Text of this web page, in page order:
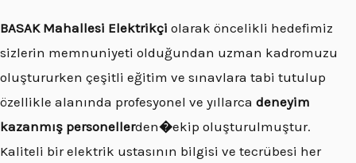
BASAK Mahallesi Elektrikçi olarak öncelikli hedefimiz
sizlerin memnuniyeti olduğundan uzman kadromuzu
oluştururken çeşitli eğitim ve sınavlara tabi tutulup
özellikle alanında profesyonel ve yıllarca deneyim
kazanmış personellerden�ekip oluşturulmuştur.
Kaliteli bir elektrik ustasının bilgisi ve tecrübesi her